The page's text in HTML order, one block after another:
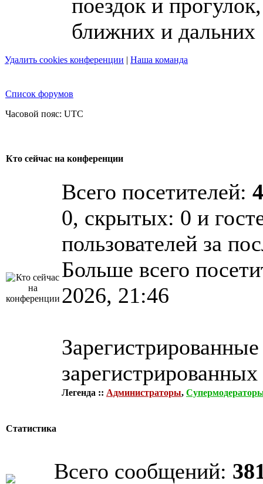
поездок и прогулок,
ближних и дальних
Удалить cookies конференции | Наша команда
Список форумов
Часовой пояс: UTC
Кто сейчас на конференции
Всего посетителей:
0, скрытых: 0 и
пользователей за
Больше всего
2026, 21:46
зарегистрированных
Легенда :: Администраторы,
Статистика
Всего сообщений: